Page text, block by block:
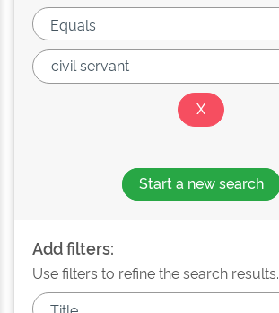
Start a new search
Add filters:
Use filters to refine the search results.